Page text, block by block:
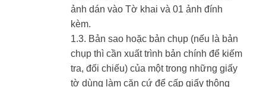
ảnh dán vào Tờ khai và 01 ảnh đính
kèm.
1.3. Bản sao hoặc bản chụp (nếu là bản
chụp thì cần xuất trình bản chính để kiếm
tra, đối chiếu) của một trong những giấy
tờ dùng làm căn cứ để cấp giấy thông